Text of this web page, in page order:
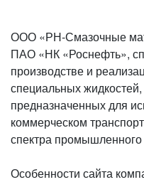
ООО «РН-Смазочные
ПАО «НК «Роснефть»,
производстве и
специальных
предназначенных для
коммерческом
спектра
Особенности сайта